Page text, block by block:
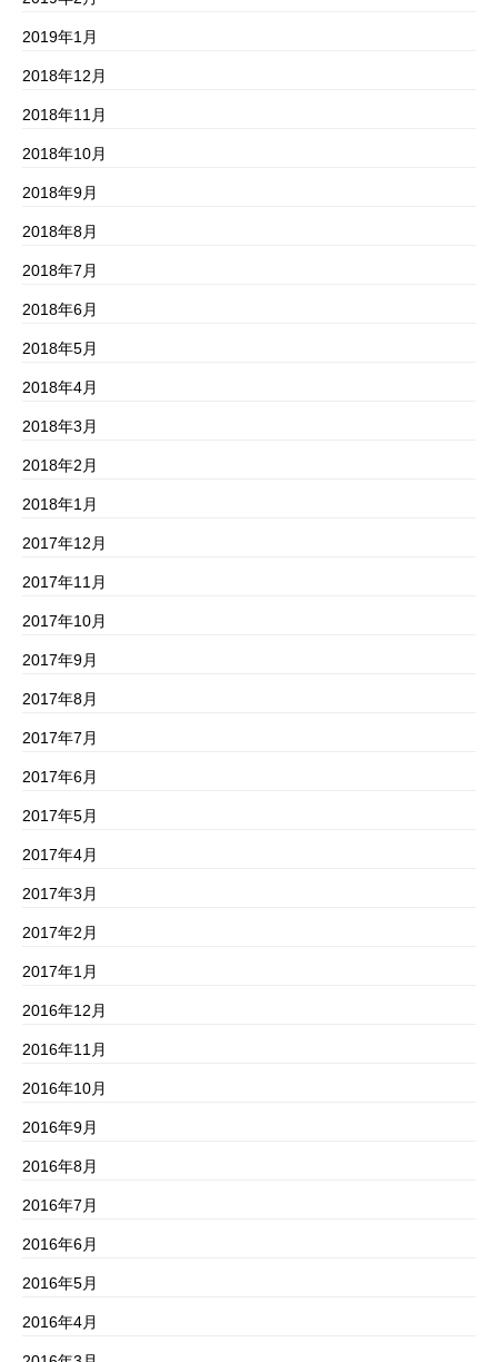
2019年1月
2018年12月
2018年11月
2018年10月
2018年9月
2018年8月
2018年7月
2018年6月
2018年5月
2018年4月
2018年3月
2018年2月
2018年1月
2017年12月
2017年11月
2017年10月
2017年9月
2017年8月
2017年7月
2017年6月
2017年5月
2017年4月
2017年3月
2017年2月
2017年1月
2016年12月
2016年11月
2016年10月
2016年9月
2016年8月
2016年7月
2016年6月
2016年5月
2016年4月